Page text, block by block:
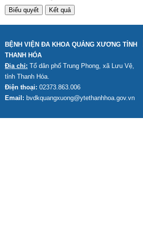
BỆNH VIỆN ĐA KHOA QUẢNG XƯƠNG TỈNH
THANH HÓA
Địa chỉ: Tổ dân phố Trung Phong, xã Lưu Vệ,
tỉnh Thanh Hóa.
Điện thoại: 02373.863.006
Email: bvdkquangxuong@ytethanhhoa.gov.vn